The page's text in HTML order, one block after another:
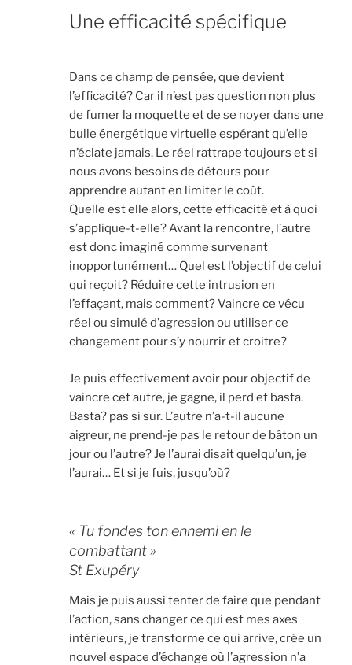
Une efficacité spécifique
Dans ce champ de pensée, que devient
l’efficacité? Car il n’est pas question non plus
de fumer la moquette et de se noyer dans une
bulle énergétique virtuelle espérant qu’elle
n’éclate jamais. Le réel rattrape toujours et si
nous avons besoins de détours pour
apprendre autant en limiter le coût.
Quelle est elle alors, cette efficacité et à quoi
s’applique-t-elle? Avant la rencontre, l’autre
est donc imaginé comme survenant
inopportunément… Quel est l’objectif de celui
qui reçoit? Réduire cette intrusion en
l’effaçant, mais comment? Vaincre ce vécu
réel ou simulé d’agression ou utiliser ce
changement pour s’y nourrir et croitre?
Je puis effectivement avoir pour objectif de
vaincre cet autre, je gagne, il perd et basta.
Basta? pas si sur. L’autre n’a-t-il aucune
aigreur, ne prend-je pas le retour de bâton un
jour ou l’autre? Je l’aurai disait quelqu’un, je
l’aurai… Et si je fuis, jusqu’où?
« Tu fondes ton ennemi en le
combattant »
St Exupéry
Mais je puis aussi tenter de faire que pendant
l’action, sans changer ce qui est mes axes
intérieurs, je transforme ce qui arrive, crée un
nouvel espace d’échange où l’agression n’a